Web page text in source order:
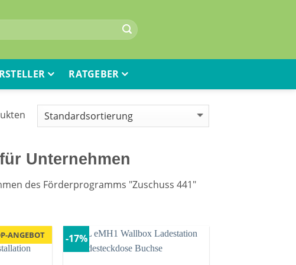
RATGEBER
Unternehmen
des Förderprogramms "Zuschuss 441″
ANGEBOT -17%